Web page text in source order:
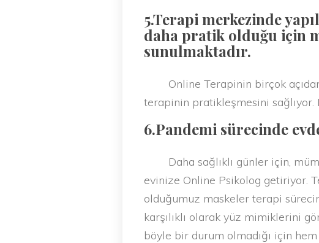
5.Terapi merkezinde
daha pratik olduğu için
sunulmaktadır.
Online Terapinin birçok açıdan
terapinin pratikleşmesini
6.Pandemi sürecinde
Daha sağlıklı günler için,
evinize Online Psikolog getiriyor.
olduğumuz maskeler terapi
karşılıklı olarak yüz mimiklerini
böyle bir durum olmadığı için